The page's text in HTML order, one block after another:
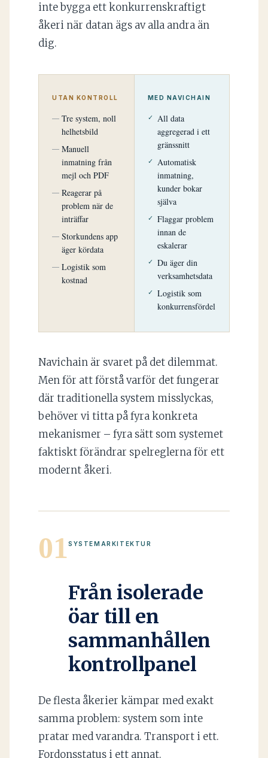
inte bygga ett konkurrenskraftigt
åkeri när datan ägs av alla andra än
dig.
UTAN KONTROLL
Tre system, noll
helhetsbild
Manuell
inmatning från
mejl och PDF
Reagerar på
problem när de
inträffar
Storkundens app
äger kördata
Logistik som
kostnad
MED NAVICHAIN
All data
aggregerad i ett
gränssnitt
Automatisk
inmatning,
kunder bokar
själva
Flaggar problem
innan de
eskalerar
Du äger din
verksamhetsdata
Logistik som
konkurrensfördel
Navichain är svaret på det dilemmat.
Men för att förstå varför det fungerar
där traditionella system misslyckas,
behöver vi titta på fyra konkreta
mekanismer – fyra sätt som systemet
faktiskt förändrar spelreglerna för ett
modernt åkeri.
01SYSTEMARKITEKTUR
Från isolerade
öar till en
sammanhållen
kontrollpanel
De flesta åkerier kämpar med exakt
samma problem: system som inte
pratar med varandra. Transport i ett.
Fordonsstatus i ett annat.